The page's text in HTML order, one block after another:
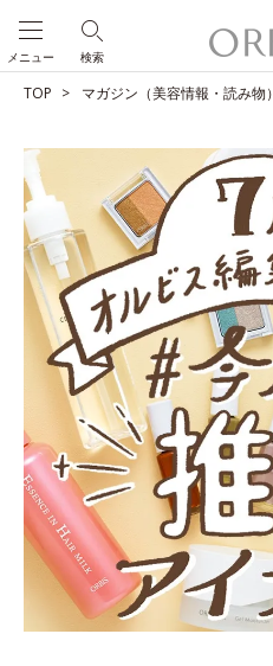
検索
メニュー
TOP マガジン（美容情報・読み物）